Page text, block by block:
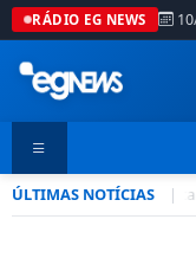
RÁDIO EG NEWS
ÚLTIMAS NOTÍCIAS |